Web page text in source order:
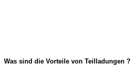
Was sind die Vorteile von Teilladungen ?